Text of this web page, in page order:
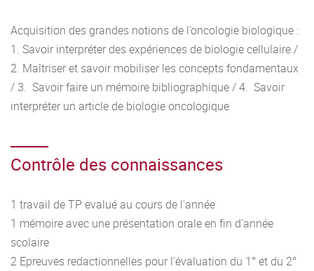
Acquisition des grandes notions de l’oncologie biologique :
1. Savoir interpréter des expériences de biologie cellulaire /
2. Maîtriser et savoir mobiliser les concepts fondamentaux
/ 3. Savoir faire un mémoire bibliographique / 4. Savoir
interpréter un article de biologie oncologique
Contrôle des connaissances
1 travail de TP evalué au cours de l'année
1 mémoire avec une présentation orale en fin d'année
scolaire
2 Epreuves redactionnelles pour l'évaluation du 1° et du 2°